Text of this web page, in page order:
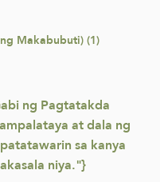
Makabubuti) (1)
ng Pagtatakda
at dala ng
sa kanya
niya."}